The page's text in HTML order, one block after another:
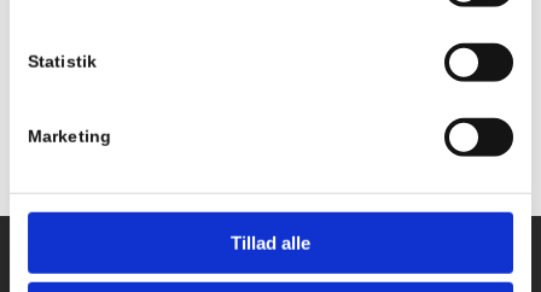
Statistik
Marketing
Tillad alle
Kontakt os Ydelser